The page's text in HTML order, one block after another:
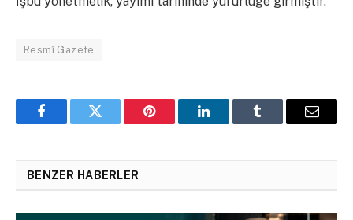
Resmî Gazete
FacebookTwitter Pinterest LinkedInTumblr Email
BENZER HABERLER